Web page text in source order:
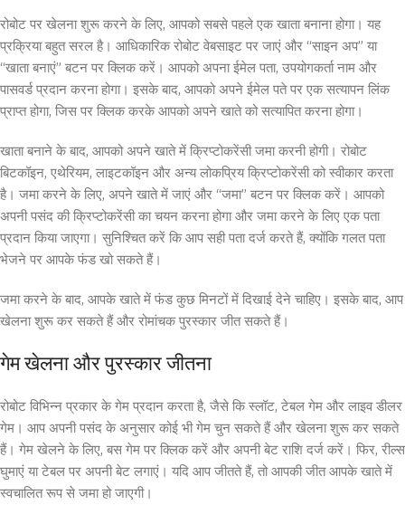
रोबोट पर खेलना शुरू करने के लिए, आपको सबसे पहले एक खाता बनाना होगा। यह
प्रक्रिया बहुत सरल है। आधिकारिक रोबोट वेबसाइट पर जाएं और “साइन अप” या
“खाता बनाएं” बटन पर क्लिक करें। आपको अपना ईमेल पता, उपयोगकर्ता नाम और
पासवर्ड प्रदान करना होगा। इसके बाद, आपको अपने ईमेल पते पर एक सत्यापन लिंक
प्राप्त होगा, जिस पर क्लिक करके आपको अपने खाते को सत्यापित करना होगा।
खाता बनाने के बाद, आपको अपने खाते में क्रिप्टोकरेंसी जमा करनी होगी। रोबोट
बिटकॉइन, एथेरियम, लाइटकॉइन और अन्य लोकप्रिय क्रिप्टोकरेंसी को स्वीकार करता
है। जमा करने के लिए, अपने खाते में जाएं और “जमा” बटन पर क्लिक करें। आपको
अपनी पसंद की क्रिप्टोकरेंसी का चयन करना होगा और जमा करने के लिए एक पता
प्रदान किया जाएगा। सुनिश्चित करें कि आप सही पता दर्ज करते हैं, क्योंकि गलत पता
भेजने पर आपके फंड खो सकते हैं।
जमा करने के बाद, आपके खाते में फंड कुछ मिनटों में दिखाई देने चाहिए। इसके बाद, आप
खेलना शुरू कर सकते हैं और रोमांचक पुरस्कार जीत सकते हैं।
गेम खेलना और पुरस्कार जीतना
रोबोट विभिन्न प्रकार के गेम प्रदान करता है, जैसे कि स्लॉट, टेबल गेम और लाइव डीलर
गेम। आप अपनी पसंद के अनुसार कोई भी गेम चुन सकते हैं और खेलना शुरू कर सकते
हैं। गेम खेलने के लिए, बस गेम पर क्लिक करें और अपनी बेट राशि दर्ज करें। फिर, रील्स
घुमाएं या टेबल पर अपनी बेट लगाएं। यदि आप जीतते हैं, तो आपकी जीत आपके खाते में
स्वचालित रूप से जमा हो जाएगी।